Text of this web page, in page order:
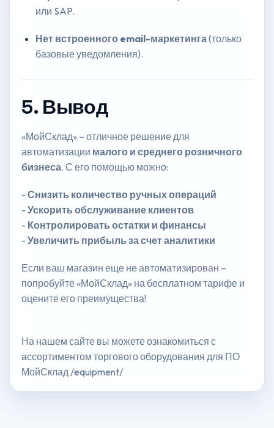
или SAP.
Нет встроенного email-маркетинга(только
базовые уведомления).
5. Вывод
«МойСклад» – отличное решение для
автоматизации малого и среднего розничного
бизнеса. С его помощью можно:
-Снизить количество ручных операций
-Ускорить обслуживание клиентов
- Контролировать остатки и финансы
-Увеличить прибыль за счет аналитики
Если ваш магазин еще не автоматизирован –
попробуйте «МойСклад» на бесплатном тарифе и
оцените его преимущества!
На нашем сайте вы можете ознакомиться с
ассортиментом торгового оборудования для ПО
МойСклад /equipment/